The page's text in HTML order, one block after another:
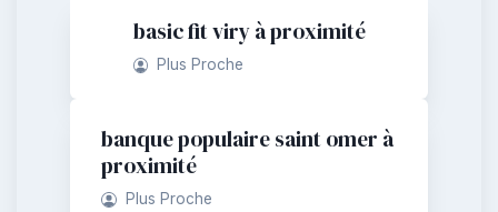
basic fit viry à proximité
Plus Proche
banque populaire saint omer à
proximité
Plus Proche